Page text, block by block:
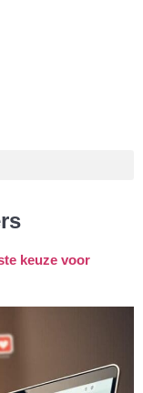
keuze voor